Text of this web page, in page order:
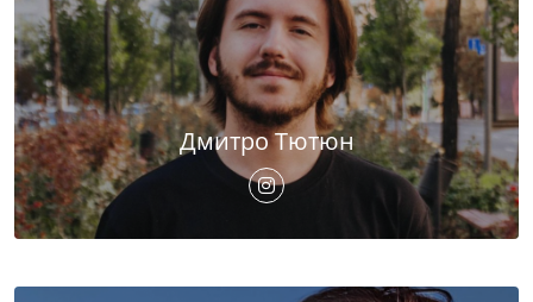
Дмитро Тютюн